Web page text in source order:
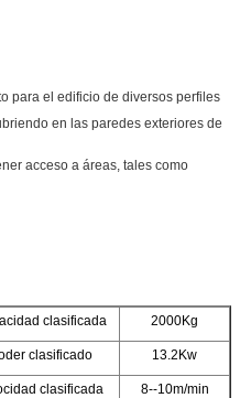
para el edificio de diversos perfiles
en las paredes exteriores de
acceso a áreas, tales como
clasificada 2000Kg
clasificado 13.2Kw
clasificada 8--10m/min